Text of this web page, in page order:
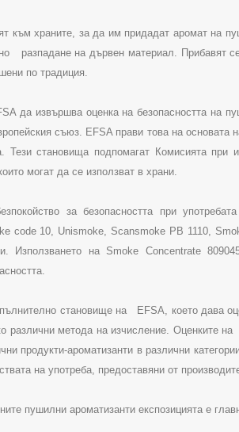
към храните, за да им придадат аромат на
разпадане на дървен материал. Прибавят
по традиция.
да извършва оценка на безопасността на
съюз. EFSA прави това на основата
Тези становища подпомагат Комисията при
могат да се използват в храни.
за безопасността при
code10, Unismoke, Scansmoke PB 1110,
Използването на Smoke Concentrate
становище на EFSA, което дава
различни метода на изчисление. Оценките на
продукти-ароматизанти в различни
на употреба, предоставяни от
пушилни ароматизанти експозицията е